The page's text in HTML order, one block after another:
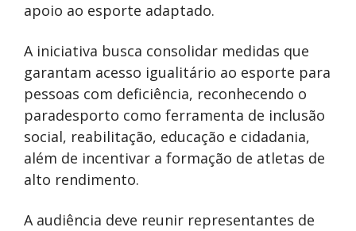
apoio ao esporte adaptado.
A iniciativa busca consolidar medidas que
garantam acesso igualitário ao esporte para
pessoas com deficiência, reconhecendo o
paradesporto como ferramenta de inclusão
social, reabilitação, educação e cidadania,
além de incentivar a formação de atletas de
alto rendimento.
A audiência deve reunir representantes de